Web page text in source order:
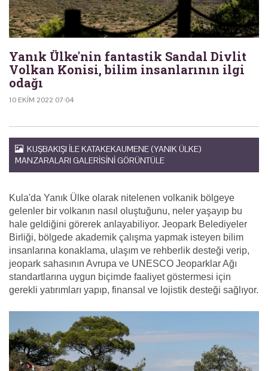
Yanık Ülke'nin fantastik Sandal Divlit
Volkan Konisi, bilim insanlarının ilgi
odağı
10 EKIM 2022 07:04
KUŞBAKIŞI ILE KATAKEKAUMENE (YANIK ÜLKE)
MANZARALARI GALERISINI GÖRÜNTÜLE
Kula'da Yanık Ülke olarak nitelenen volkanik bölgeye
gelenler bir volkanın nasıl oluştuğunu, neler yaşayıp bu
hale geldiğini görerek anlayabiliyor. Jeopark Belediyeler
Birliği, bölgede akademik çalışma yapmak isteyen bilim
insanlarına konaklama, ulaşım ve rehberlik desteği verip,
jeopark sahasının Avrupa ve UNESCO Jeoparklar Ağı
standartlarına uygun biçimde faaliyet göstermesi için
gerekli yatırımları yapıp, finansal ve lojistik desteği sağlıyor.